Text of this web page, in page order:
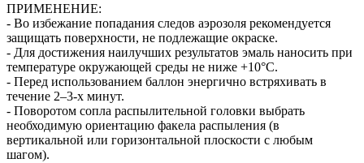
ПРИМЕНЕНИЕ:
- Во избежание попадания следов аэрозоля рекомендуется
защищать поверхности, не подлежащие окраске.
- Для достижения наилучших результатов эмаль наносить при
температуре окружающей среды не ниже +10°С.
- Перед использованием баллон энергично встряхивать в
течение 2–3-х минут.
- Поворотом сопла распылительной головки выбрать
необходимую ориентацию факела распыления (в
вертикальной или горизонтальной плоскости с любым
шагом).